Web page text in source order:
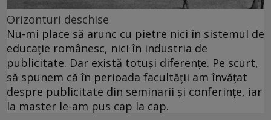
Orizonturi deschise
Nu-mi place să arunc cu pietre nici în sistemul de
educaţie românesc, nici în industria de
publicitate. Dar există totuşi diferenţe. Pe scurt,
să spunem că în perioada facultăţii am învăţat
despre publicitate din seminarii şi conferinţe, iar
la master le-am pus cap la cap.